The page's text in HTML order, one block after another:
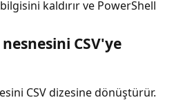
kaldırır ve PowerShell
CSV'ye
CSV dizesine dönüştürür.